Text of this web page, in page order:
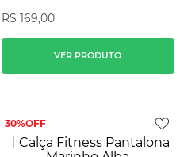
R$ 169,00
VER PRODUTO
30%